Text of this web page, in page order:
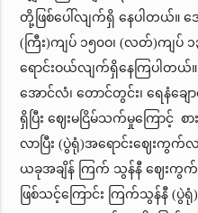
တို့ဖြစ်ပေါ်လျက်ရှိ နေပါတယ်။
(ကြီး)ကျပ် ၁၅၀ဝ၊ (လတ်)ကျပ်
ရောင်းဝယ်လျက်ရှိနေကြပါတယ်
အောင်လံ၊ တောင်တွင်း၊ ရေနံချေ
ရှိပြီး ဈေးမငြိမ်သက်မှုကြောင့်
လာပြီး (ပွဲရုံ)အရောင်းဈေး
ယခုအချိန် ကြက် သွန်နီ ဈေးကွက်
ဖြစ်သင့်ကြောင်း ကြက်သွန်နီ (ပွဲရုံ)